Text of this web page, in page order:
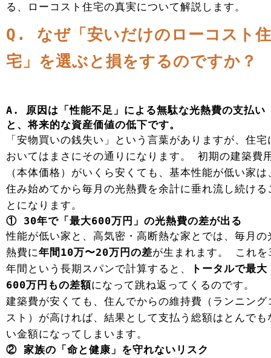
る、ローコスト住宅の真実について解説します。
Q. なぜ「安いだけのローコスト住
宅」を選ぶと損をするのですか？
A. 原因は「性能不足」による無駄な光熱費の支払い
と、将来的な資産価値の低下です。
「安物買いの銭失い」という言葉がありますが、住宅
おいてはまさにその通りになります。 初期の建築費
（本体価格）がいくら安くても、基本性能が低い家は
住み始めてから毎月の光熱費を余計に垂れ流し続ける
とになります。
① 30年で「最大600万円」の光熱費の差が出る
性能が低い家と、高気密・高断熱な家とでは、毎月の
熱費に年間10万〜20万円の差が生まれます。 これを
年間という長期スパンで計算すると、
トータルで最大
600万円もの差額になって跳ね返ってくるのです。
建築費が安くても、住んでからの維持費（ランニング
スト）が高ければ、結果として支払う総額はとんでも
い金額になってしまいます。
② 家族の「命と健康」を守れないリスク